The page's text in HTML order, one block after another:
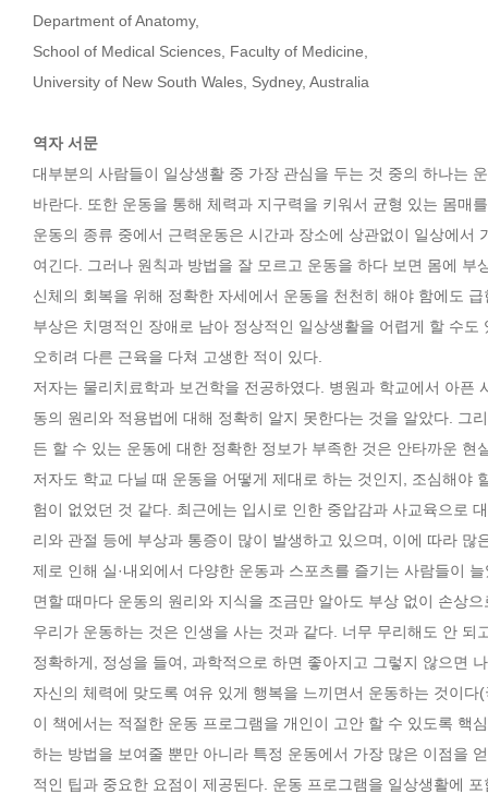
Department of Anatomy,
School of Medical Sciences, Faculty of Medicine,
University of New South Wales, Sydney, Australia
역자 서문
대부분의 사람들이 일상생활 중 가장 관심을 두는 것 중의 하나는
바란다. 또한 운동을 통해 체력과 지구력을 키워서 균형 있는 몸매
운동의 종류 중에서 근력운동은 시간과 장소에 상관없이 일상에
여긴다. 그러나 원칙과 방법을 잘 모르고 운동을 하다 보면 몸에
신체의 회복을 위해 정확한 자세에서 운동을 천천히 해야 함에도
부상은 치명적인 장애로 남아 정상적인 일상생활을 어렵게 할 수
오히려 다른 근육을 다쳐 고생한 적이 있다.
저자는 물리치료학과 보건학을 전공하였다. 병원과 학교에서 아
동의 원리와 적용법에 대해 정확히 알지 못한다는 것을 알았다. 그
든 할 수 있는 운동에 대한 정확한 정보가 부족한 것은 안타까운
저자도 학교 다닐 때 운동을 어떻게 제대로 하는 것인지, 조심해야
험이 없었던 것 같다. 최근에는 입시로 인한 중압감과 사교육으로
리와 관절 등에 부상과 통증이 많이 발생하고 있으며, 이에 따라
제로 인해 실·내외에서 다양한 운동과 스포츠를 즐기는 사람들이
면할 때마다 운동의 원리와 지식을 조금만 알아도 부상 없이 손상
우리가 운동하는 것은 인생을 사는 것과 같다. 너무 무리해도 안
정확하게, 정성을 들여, 과학적으로 하면 좋아지고 그렇지 않으면
자신의 체력에 맞도록 여유 있게 행복을 느끼면서 운동하는 것이
이 책에서는 적절한 운동 프로그램을 개인이 고안 할 수 있도록 핵
하는 방법을 보여줄 뿐만 아니라 특정 운동에서 가장 많은 이점을
적인 팁과 중요한 요점이 제공된다. 운동 프로그램을 일상생활에